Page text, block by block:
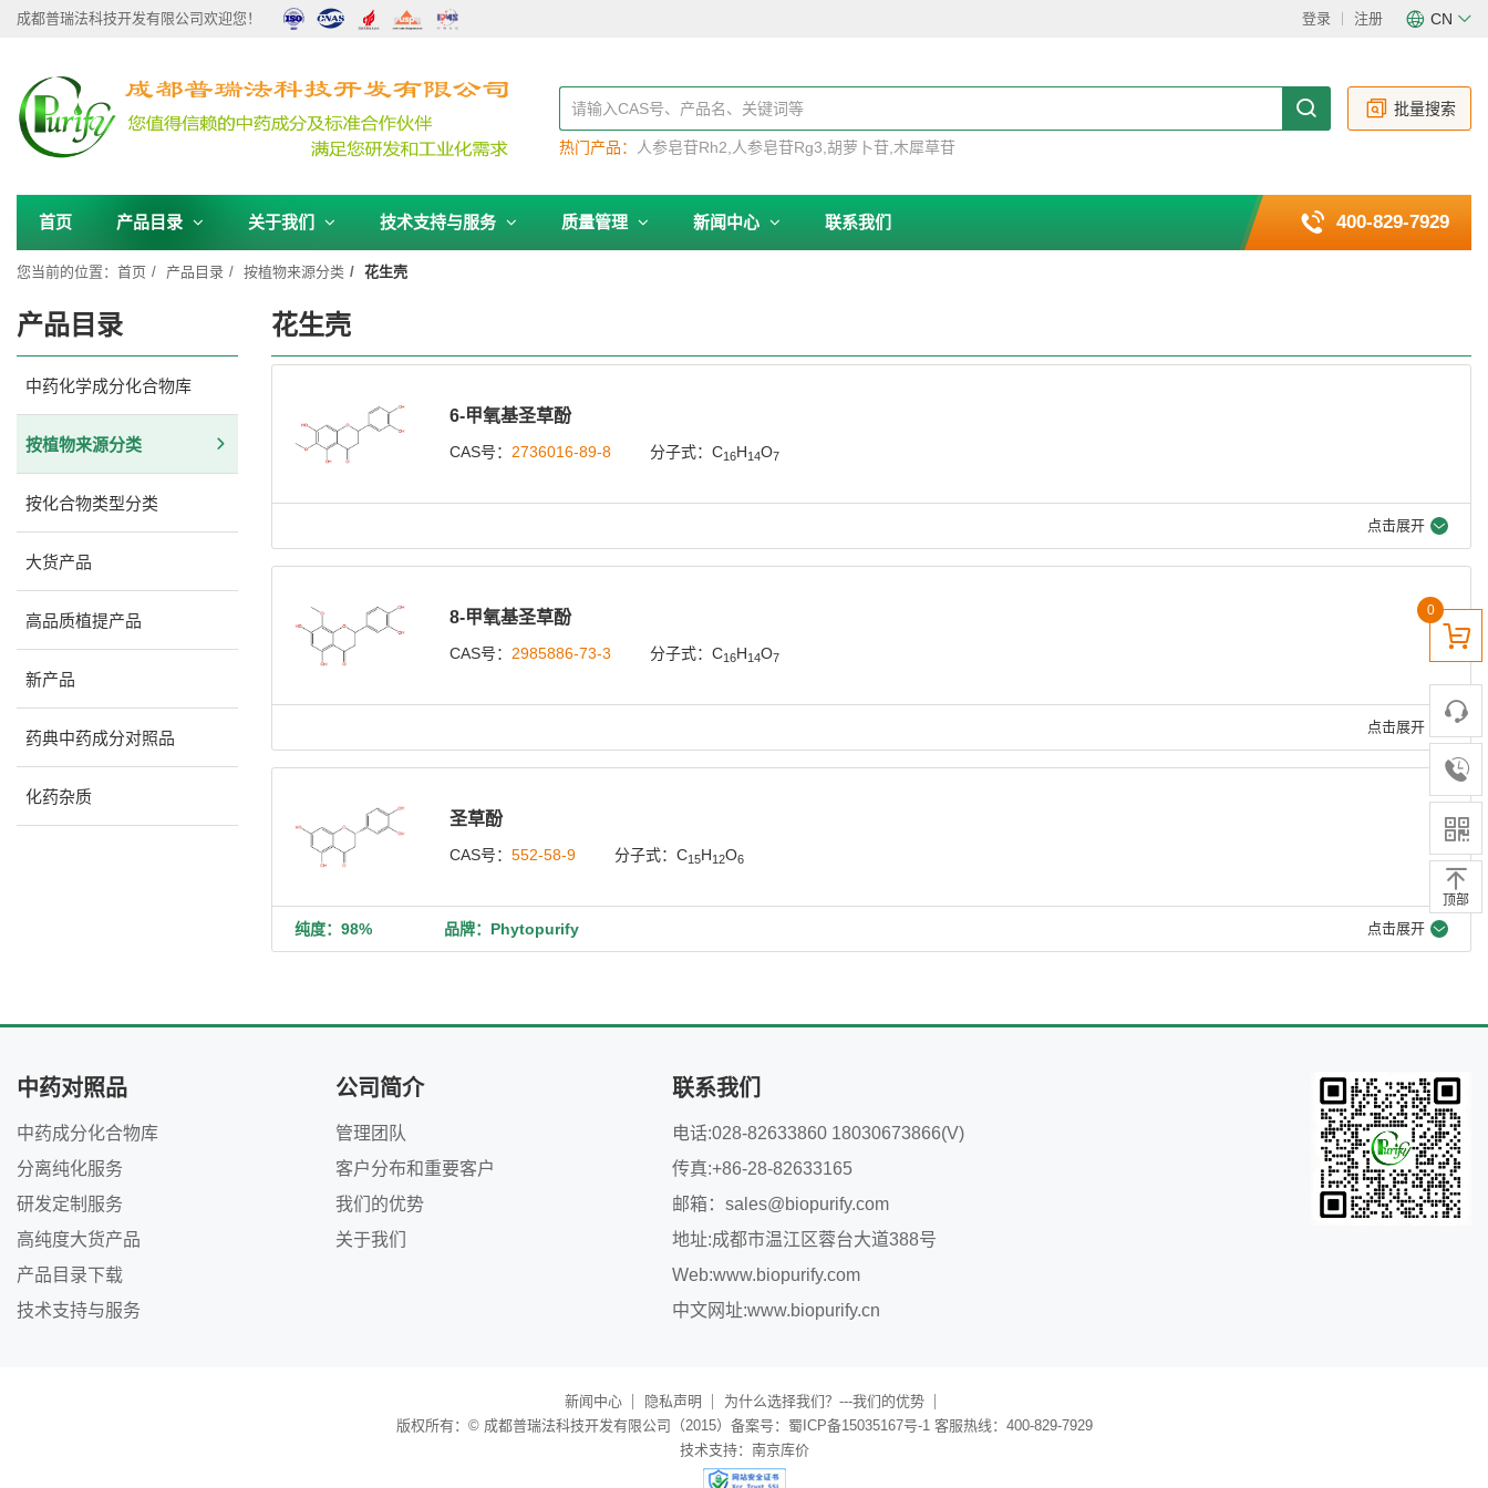
成都普瑞法科技开发有限公司欢迎您！ 登录 注册 CN
EN
热门产品： 人参皂苷Rh2 人参皂苷Rg3 胡萝卜苷 木犀草苷
批量搜索
首页 产品目录 关于我们 技术支持与服务 质量管理 新闻中心 联系我们 400-829-7929
您当前的位置： 首页 产品目录 按植物来源分类 花生壳
产品目录
中药化学成分化合物库
按植物来源分类
按化合物类型分类
大货产品
高品质植提产品
新产品
药典中药成分对照品
化药杂质
花生壳
6-甲氧基圣草酚
CAS号： 2736016-89-8 分子式：C16H14O7
点击展开
8-甲氧基圣草酚
CAS号： 2985886-73-3 分子式：C16H14O7
点击展开
圣草酚
CAS号： 552-58-9 分子式：C15H12O6
纯度：98% 品牌：Phytopurify 点击展开
中药对照品
中药成分化合物库
分离纯化服务
研发定制服务
高纯度大货产品
产品目录下载
技术支持与服务
公司简介
管理团队
客户分布和重要客户
我们的优势
关于我们
联系我们
电话:028-82633860 18030673866(V)
传真:+86-28-82633165
邮箱： sales@biopurify.com
地址:成都市温江区蓉台大道388号
Web:www.biopurify.com
中文网址:www.biopurify.cn
新闻中心 隐私声明
为什么选择我们？---我们的优势
版权所有：© 成都普瑞法科技开发有限公司（2015）备案号：蜀ICP备15035167号-1 客服热线：400-829-7929
技术支持： 南京库价
0
顶部